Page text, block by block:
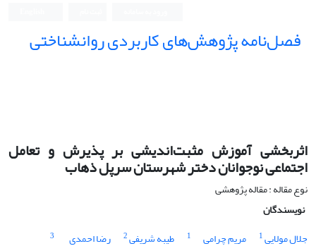
فصل‌نامه پژوهش‌های کاربردی روانشناختی
اثربخشی آموزش مثبت‌اندیشی بر پذیرش و تعامل
اجتماعی نوجوانان دختر شهرستان سرپل ذهاب
نوع مقاله : مقاله پژوهشی
نویسندگان
جلال مولایی1 مریم چرامی 1 طیبه شریفی2 رضا احمدی
3